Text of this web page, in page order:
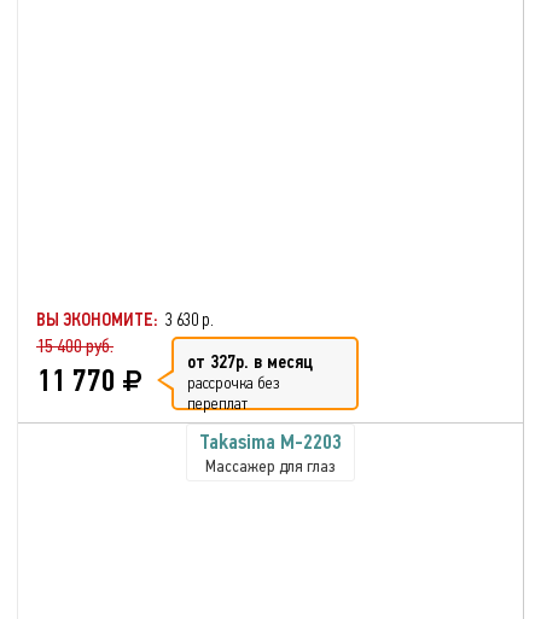
ВЫ ЭКОНОМИТЕ: 3 630 р.
15 400 руб.
11 770 от 327р. в месяц
рассрочка без
переплат
Takasima M-2203
Массажер для глаз